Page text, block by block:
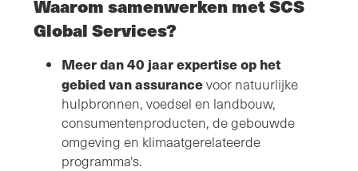
Waarom samenwerken met SCS
Global Services?
Meer dan 40 jaar expertise op het
gebied van assurancevoor natuurlijke
hulpbronnen, voedsel en landbouw,
consumentenproducten, de gebouwde
omgeving en klimaatgerelateerde
programma's.